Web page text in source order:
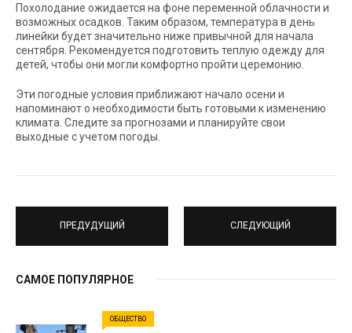
Похолодание ожидается на фоне переменной облачности и
возможных осадков. Таким образом, температура в день
линейки будет значительно ниже привычной для начала
сентября. Рекомендуется подготовить теплую одежду для
детей, чтобы они могли комфортно пройти церемонию.
Эти погодные условия приближают начало осени и
напоминают о необходимости быть готовыми к изменению
климата. Следите за прогнозами и планируйте свои
выходные с учетом погоды.
ПРЕДУДУЩИЙ СЛЕДУЮЩИЙ
САМОЕ ПОПУЛЯРНОЕ
ОБЩЕСТВО